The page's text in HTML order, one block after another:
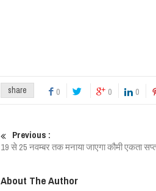
share 0 0 0
Previous :
19 से 25 नवम्‍बर तक मनाया जाएगा कौमी एकता
About The Author